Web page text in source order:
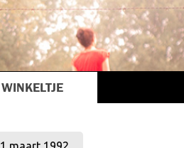
WINKELTJE